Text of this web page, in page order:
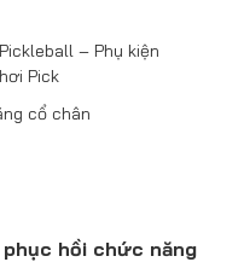
– Phụ kiện
Pick
cổ chân
phục hồi chức năng